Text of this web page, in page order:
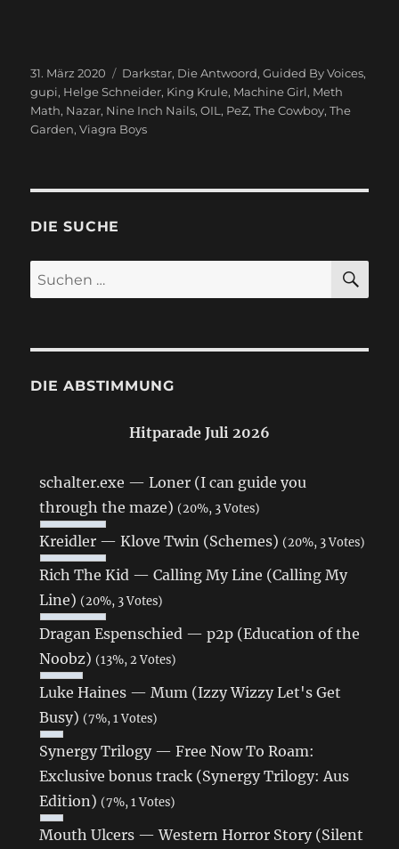
Veröffentlicht
am
31. März 2020 Schlagwörter
Darkstar, Die Antwoord,Guided By Voices,
gupi, Helge Schneider, King Krule, Machine Girl, Meth
Math, Nazar, Nine Inch Nails,OIL , PeZ,The Cowboy,The
Garden,Viagra Boys
DIE SUCHE
Suchen
nach:
DIE ABSTIMMUNG
Hitparade Juli 2026
schalter.exe — Loner (I can guide you
through the maze) (20%, 3 Votes)
Kreidler — Klove Twin (Schemes) (20%, 3 Votes)
Rich The Kid — Calling My Line (Calling My
Line) (20%, 3 Votes)
Dragan Espenschied — p2p (Education of the
Noobz) (13%, 2 Votes)
Luke Haines — Mum (Izzy Wizzy Let's Get
Busy) (7%, 1 Votes)
Synergy Trilogy — Free Now To Roam:
Exclusive bonus track (Synergy Trilogy: Aus
Edition) (7%, 1 Votes)
Mouth Ulcers — Western Horror Story (Silent